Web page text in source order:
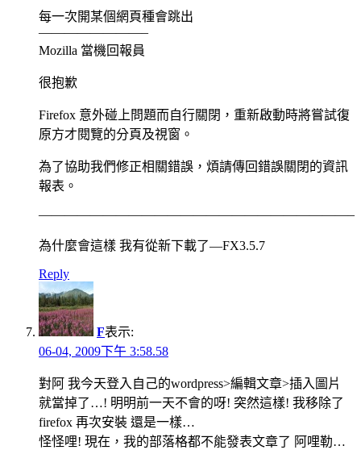
每一次開某個網頁種會跳出
————————–
Mozilla 當機回報員
很抱歉
Firefox 意外碰上問題而自行關閉，重新啟動時將嘗試復
原方才閱覽的分頁及視窗。
為了協助我們修正相關錯誤，煩請傳回錯誤關閉的資訊
報表。
————————————————————————–
為什麼會這樣 我有從新下載了—FX3.5.7
Reply
F表示:
06-04, 2009下午 3:58.58
對阿 我今天登入自己的wordpress>編輯文章>插入圖片
就當掉了…! 明明前一天不會的呀! 突然這樣! 我移除了
firefox 再次安裝 還是一樣…
怪怪哩! 現在，我的部落格都不能發表文章了 阿哩勒…